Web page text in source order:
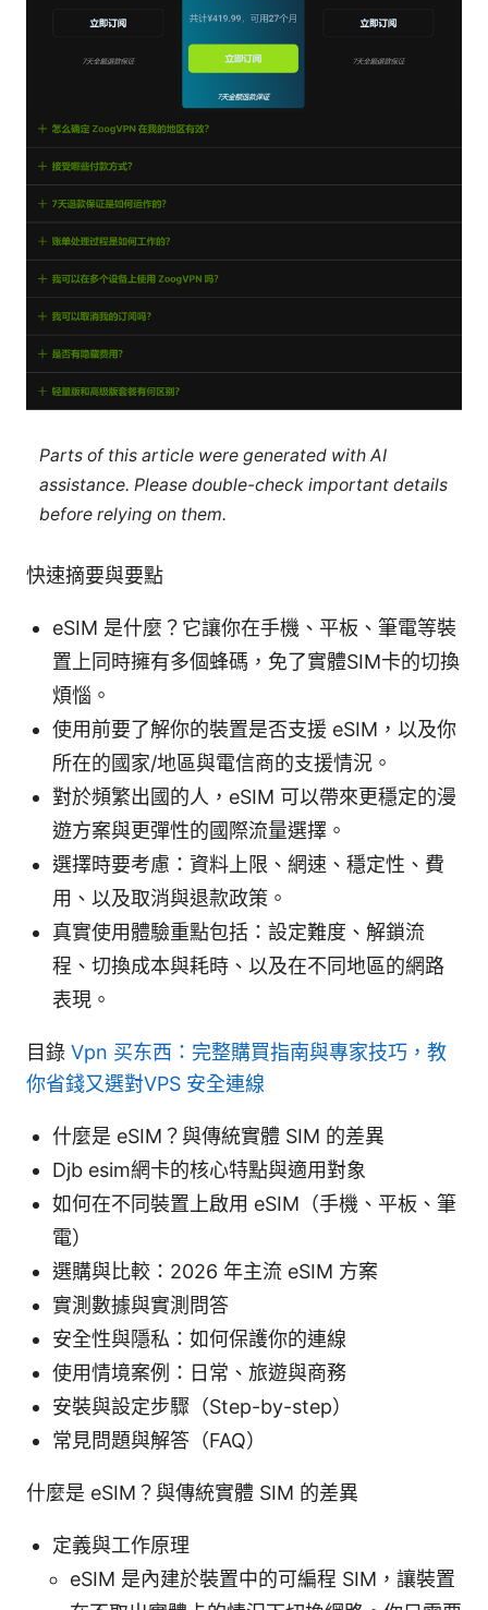
Parts of this article were generated with AI
assistance. Please double-check important details
before relying on them.
快速摘要與要點
eSIM 是什麼？它讓你在手機、平板、筆電等裝
置上同時擁有多個蜂碼，免了實體SIM卡的切換
煩惱。
使用前要了解你的裝置是否支援 eSIM，以及你
所在的國家/地區與電信商的支援情況。
對於頻繁出國的人，eSIM 可以帶來更穩定的漫
遊方案與更彈性的國際流量選擇。
選擇時要考慮：資料上限、網速、穩定性、費
用、以及取消與退款政策。
真實使用體驗重點包括：設定難度、解鎖流
程、切換成本與耗時、以及在不同地區的網路
表現。
目錄 Vpn 买东西：完整購買指南與專家技巧，教
你省錢又選對VPS 安全連線
什麼是 eSIM？與傳統實體 SIM 的差異
Djb esim網卡的核心特點與適用對象
如何在不同裝置上啟用 eSIM（手機、平板、筆
電）
選購與比較：2026 年主流 eSIM 方案
實測數據與實測問答
安全性與隱私：如何保護你的連線
使用情境案例：日常、旅遊與商務
安裝與設定步驟（Step-by-step）
常見問題與解答（FAQ）
什麼是 eSIM？與傳統實體 SIM 的差異
定義與工作原理
eSIM 是內建於裝置中的可編程 SIM，讓裝置